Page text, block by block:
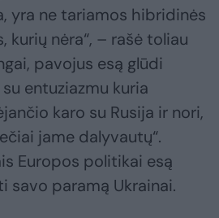
yra ne tariamos hibridinės
kurių nėra“, – rašė toliau
pavojus esą glūdi
entuziazmu kuria
karo su Rusija ir nori,
jame dalyvautų“.
Europos politikai esą
savo paramą Ukrainai.